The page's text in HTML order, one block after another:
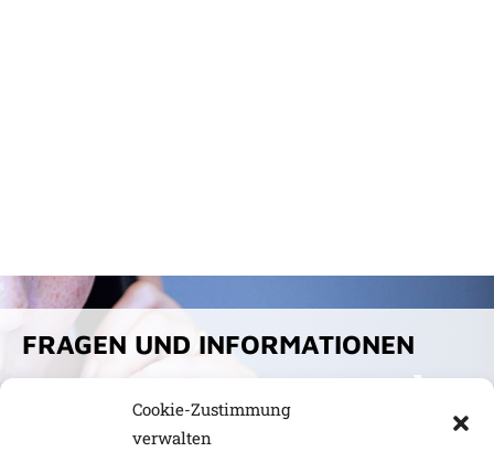
Cookie-Zustimmung
verwalten
FRAGEN UND INFORMATIONEN